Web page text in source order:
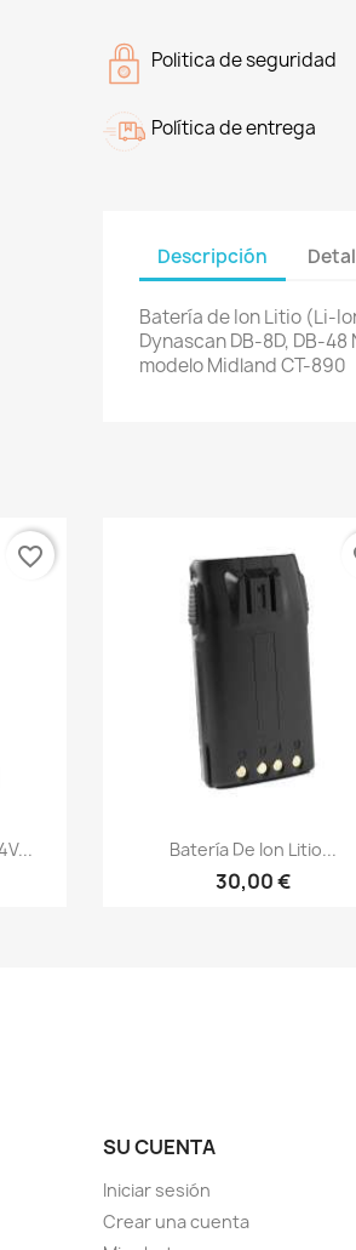
Politica de seguridad
Política de entrega
Descripción
Batería de Ion Litio (Li-
Dynascan DB-8D, DB-48
modelo Midland CT-890
favorite_border
Vista rápida
Batería De Ion Litio...
30,00 €
SU CUENTA
Iniciar sesión
Crear una cuenta